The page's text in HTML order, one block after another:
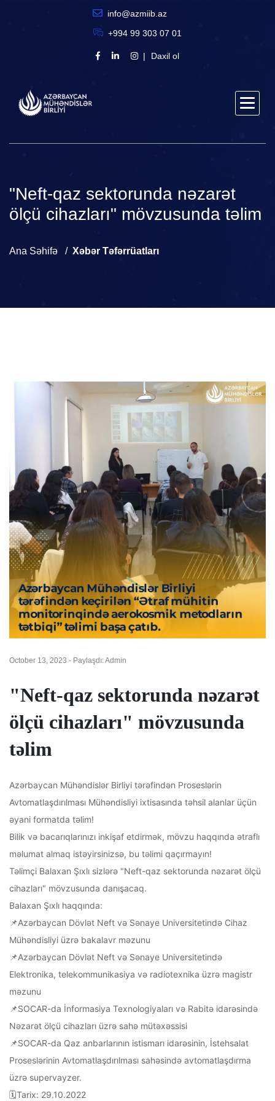
info@azmiib.az
+994 99 303 07 01
Daxil ol
"Neft-qaz sektorunda nəzarət
ölçü cihazları" mövzusunda təlim
Ana Səhifə Xəbər Təfərrüatları
October 13, 2023 - Paylaşdı: Admin
"Neft-qaz sektorunda nəzarət
ölçü cihazları" mövzusunda
təlim
Azərbaycan Mühəndislər Birliyi tərəfindən Proseslərin
Avtomatlaşdırılması Mühəndisliyi ixtisasında təhsil alanlar üçün
əyani formatda təlim!
Bilik və bacarıqlarınızı inkişaf etdirmək, mövzu haqqında ətraflı
məlumat almaq istəyirsinizsə, bu təlimi qaçırmayın!
Təlimçi Balaxan Şıxlı sizlərə "Neft-qaz sektorunda nəzarət ölçü
cihazları" mövzusunda danışacaq.
Balaxan Şıxlı haqqında:
📌Azərbaycan Dövlət Neft və Sənaye Universitetində Cihaz
Mühəndisliyi üzrə bakalavr məzunu
📌Azərbaycan Dövlət Neft və Sənaye Universitetində
Elektronika, telekommunikasiya və radiotexnika üzrə magistr
məzunu
📌SOCAR-da İnformasiya Texnologiyaları və Rabitə idarəsində
Nəzarət ölçü cihazları üzrə sahə mütəxəssisi
📌SOCAR-da Qaz anbarlarının istismarı idarəsinin, İstehsalat
Proseslərinin Avtomatlaşdırılması sahəsində avtomatlaşdırma
üzrə supervayzer.
🗓Tarix: 29.10.2022